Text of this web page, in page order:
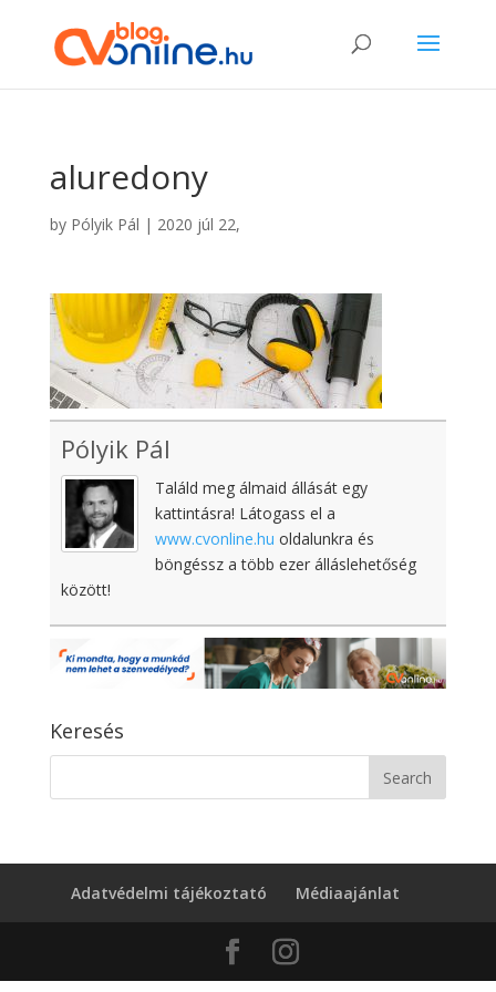
aluredony
by Pólyik Pál | 2020 júl 22,
Pólyik Pál
Találd meg álmaid állását egy
kattintásra! Látogass el a
www.cvonline.hu oldalunkra és
böngéssz a több ezer álláslehetőség
között!
Keresés
Adatvédelmi tájékoztató Médiaajánlat